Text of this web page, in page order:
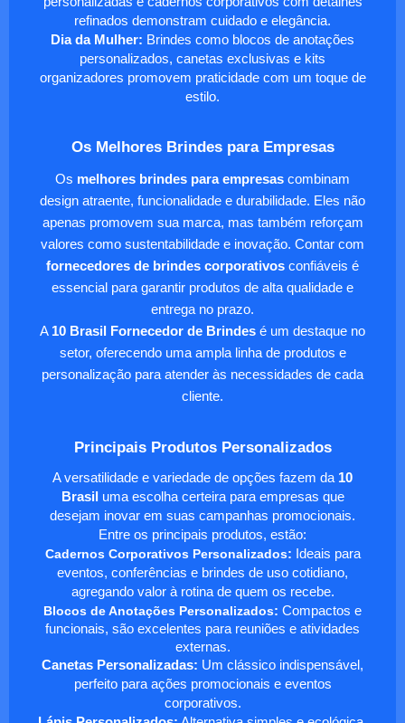
refinados demonstram cuidado e elegância.
Dia da Mulher: Brindes como blocos de anotações
personalizados, canetas exclusivas e kits
organizadores promovem praticidade com um toque de
estilo.
Os Melhores Brindes para Empresas
Os melhores brindes para empresas combinam
design atraente, funcionalidade e durabilidade. Eles não
apenas promovem sua marca, mas também reforçam
valores como sustentabilidade e inovação. Contar com
fornecedores de brindes corporativos confiáveis é
essencial para garantir produtos de alta qualidade e
entrega no prazo.
A 10 Brasil Fornecedor de Brindes é um destaque no
setor, oferecendo uma ampla linha de produtos e
personalização para atender às necessidades de cada
cliente.
Principais Produtos Personalizados
A versatilidade e variedade de opções fazem da 10
Brasil uma escolha certeira para empresas que
desejam inovar em suas campanhas promocionais.
Entre os principais produtos, estão:
Cadernos Corporativos Personalizados: Ideais para
eventos, conferências e brindes de uso cotidiano,
agregando valor à rotina de quem os recebe.
Blocos de Anotações Personalizados: Compactos e
funcionais, são excelentes para reuniões e atividades
externas.
Canetas Personalizadas: Um clássico indispensável,
perfeito para ações promocionais e eventos
corporativos.